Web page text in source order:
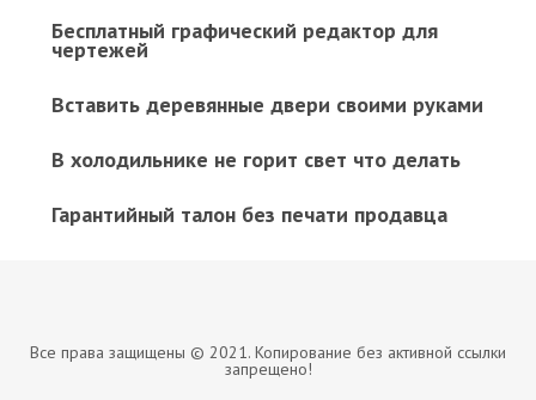
Бесплатный графический редактор для
чертежей
Вставить деревянные двери своими руками
В холодильнике не горит свет что делать
Гарантийный талон без печати продавца
Все права защищены © 2021. Копирование без активной ссылки
запрещено!